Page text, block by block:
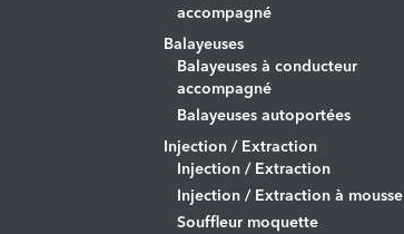
accompagné
Balayeuses
Balayeuses à conducteur
accompagné
Balayeuses autoportées
Injection / Extraction
Injection / Extraction
Injection / Extraction à mousse
Souffleur moquette